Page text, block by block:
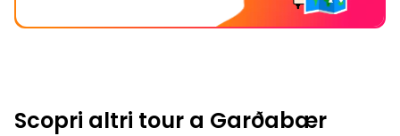
Scopri altri tour a Garðabær